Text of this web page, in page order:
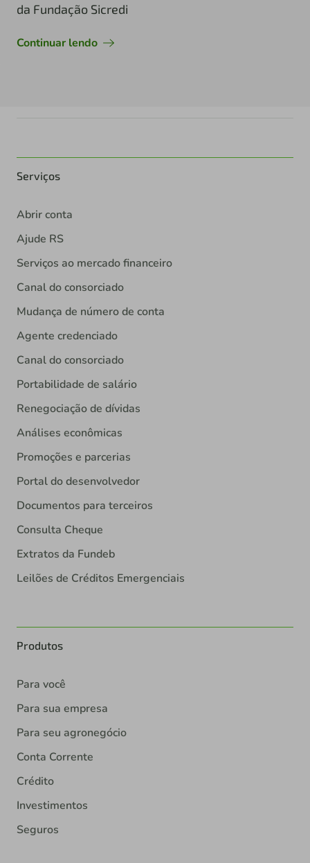
da Fundação Sicredi
Continuar lendo
Serviços
Abrir conta
Ajude RS
Serviços ao mercado financeiro
Canal do consorciado
Mudança de número de conta
Agente credenciado
Canal do consorciado
Portabilidade de salário
Renegociação de dívidas
Análises econômicas
Promoções e parcerias
Portal do desenvolvedor
Documentos para terceiros
Consulta Cheque
Extratos da Fundeb
Leilões de Créditos Emergenciais
Produtos
Para você
Para sua empresa
Para seu agronegócio
Conta Corrente
Crédito
Investimentos
Seguros